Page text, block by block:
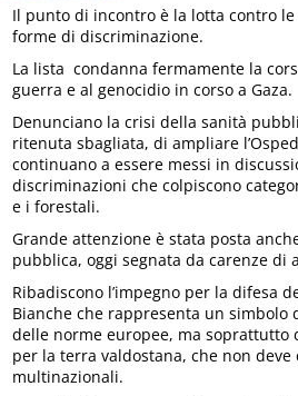
Il punto di incontro è la lotta contro
forme di discriminazione.
La lista condanna fermamente la
guerra e al genocidio in corso a Gaza.
Denunciano la crisi della sanità
ritenuta sbagliata, di ampliare
continuano a essere messi in
discriminazioni che colpiscono
e i forestali.
Grande attenzione è stata posta
pubblica, oggi segnata da carenze di
Ribadiscono l’impegno per la difesa
Bianche che rappresenta un simbolo
delle norme europee, ma soprattutto
per la terra valdostana, che non deve
multinazionali.